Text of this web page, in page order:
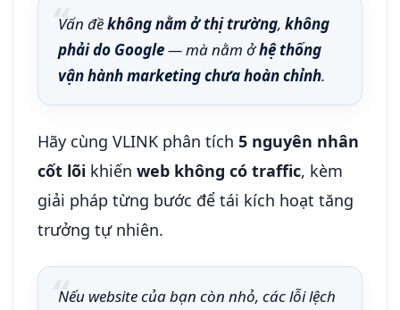
Vấn đềkhông nằm ở thị trường, không
phải do Google— mà nằm ởhệ thống
vận hành marketing chưa hoàn chỉnh.
Hãy cùng VLINK phân tích 5 nguyên nhân
cốt lõi khiến web không có traffic, kèm
giải pháp từng bước để tái kích hoạt tăng
trưởng tự nhiên.
Nếu website của bạn còn nhỏ, các lỗi lệch